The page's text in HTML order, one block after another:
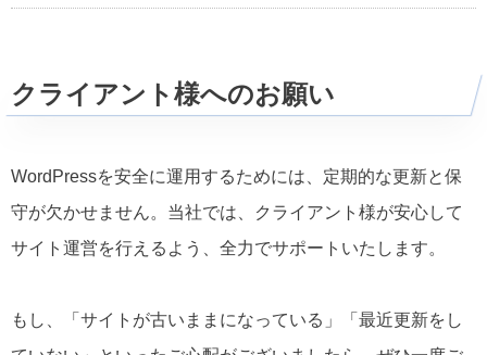
クライアント様へのお願い
WordPressを安全に運用するためには、定期的な更新と保
守が欠かせません。当社では、クライアント様が安心して
サイト運営を行えるよう、全力でサポートいたします。
もし、「サイトが古いままになっている」「最近更新をし